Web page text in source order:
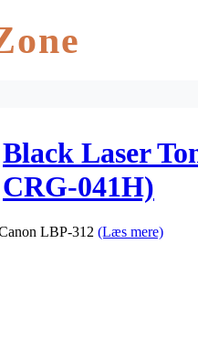
Black Laser
CRG-041H)
LBP-312 (Læs mere)